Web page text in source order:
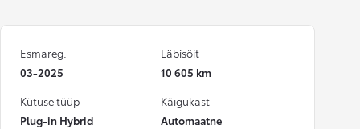
Esmareg.
03-2025
Läbisõit
10 605 km
Kütuse tüüp
Plug-in Hybrid
Käigukast
Automaatne